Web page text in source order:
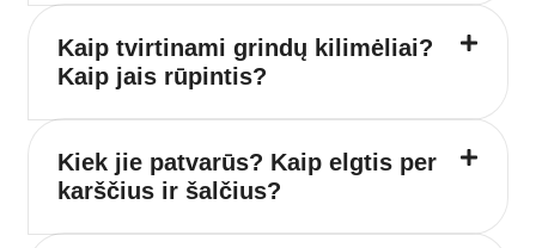
Kaip tvirtinami grindų kilimėliai?
Kaip jais rūpintis?
Kiek jie patvarūs? Kaip elgtis per
karščius ir šalčius?